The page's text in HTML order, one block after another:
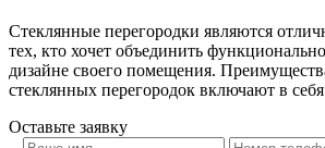
Стеклянные перегородки являются
тех, кто хочет объединить
дизайне своего помещения.
стеклянных перегородок включают в
Оставьте заявку